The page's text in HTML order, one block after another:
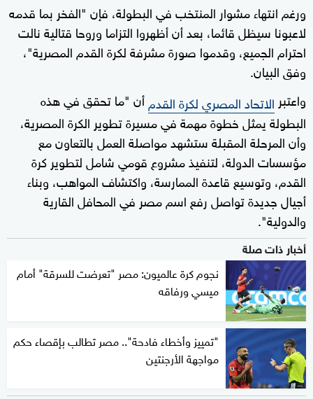
ورغم انتهاء مشوار المنتخب في البطولة، فإن "الفخر بما قدمه
لاعبونا سيظل قائما، بعد أن أظهروا التزاما وروحا قتالية نالت
احترام الجميع، وقدموا صورة مشرفة لكرة القدم المصرية"،
وفق البيان.
واعتبر الاتحاد المصري لكرة القدمأن "ما تحقق في هذه
البطولة يمثل خطوة مهمة في مسيرة تطوير الكرة المصرية،
وأن المرحلة المقبلة ستشهد مواصلة العمل بالتعاون مع
مؤسسات الدولة، لتنفيذ مشروع قومي شامل لتطوير كرة
القدم، وتوسيع قاعدة الممارسة، واكتشاف المواهب، وبناء
أجيال جديدة تواصل رفع اسم مصر في المحافل القارية
والدولية".
أخبار ذات صلة
نجوم كرة عالميون: مصر "تعرضت للسرقة" أمام
ميسي ورفاقه
"تمييز وأخطاء فادحة".. مصر تطالب بإقصاء حكم
مواجهة الأرجنتين